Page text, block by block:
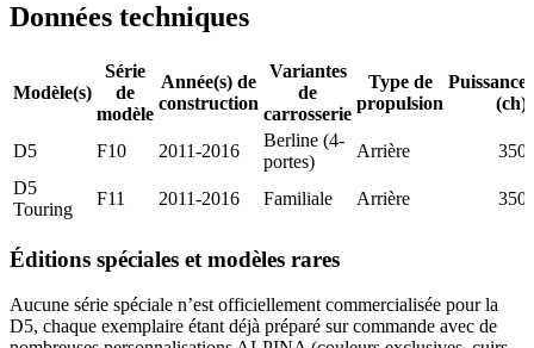
Données techniques
Modèle(s)
Série
de
modèle
Année(s) de
construction
Variantes
de
carrosserie
Type de
propulsion
Puissance
(ch)
D5 F10 2011-2016
Berline (4-
portes)
Arrière
350
D5
Touring
F11 2011-2016 Familiale Arrière 350
Éditions spéciales et modèles rares
Aucune série spéciale n’est officiellement commercialisée pour la
D5, chaque exemplaire étant déjà préparé sur commande avec de